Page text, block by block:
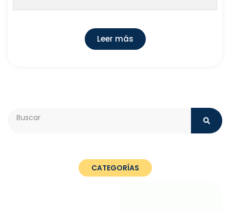
Leer más
CATEGORÍAS